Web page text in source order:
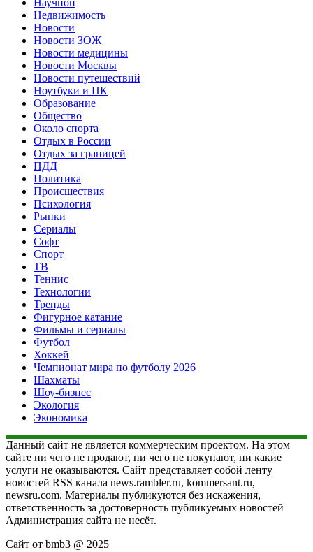
Недвижимость
Новости
Новости ЗОЖ
Новости медицины
Новости Москвы
Новости путешествий
Ноутбуки и ПК
Образование
Общество
Около спорта
Отдых в России
Отдых за границей
ПДД
Политика
Происшествия
Психология
Рынки
Сериалы
Софт
Спорт
ТВ
Теннис
Технологии
Тренды
Фигурное катание
Фильмы и сериалы
Футбол
Хоккей
Чемпионат мира по футболу 2026
Шахматы
Шоу-бизнес
Экология
Экономика
Данный сайт не является коммерческим проектом. На этом
сайте ни чего не продают, ни чего не покупают, ни какие
услуги не оказываются. Сайт представляет собой ленту
новостей RSS канала news.rambler.ru, kommersant.ru,
newsru.com. Материалы публикуются без искажения,
ответственность за достоверность публикуемых новостей
Администрация сайта не несёт.
Сайт от bmb3 @ 2025